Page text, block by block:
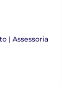
| Assessoria